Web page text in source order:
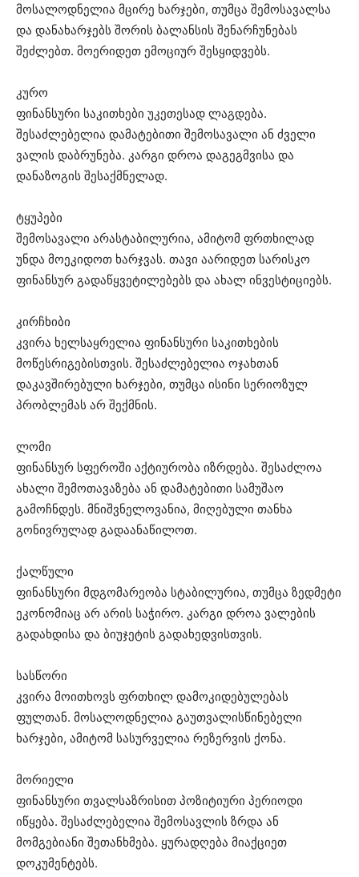
მოსალოდნელია მცირე ხარჯები, თუმცა შემოსავალსა
და დანახარჯებს შორის ბალანსის შენარჩუნებას
შეძლებთ. მოერიდეთ ემოციურ შესყიდვებს.
კურო
ფინანსური საკითხები უკეთესად ლაგდება.
შესაძლებელია დამატებითი შემოსავალი ან ძველი
ვალის დაბრუნება. კარგი დროა დაგეგმვისა და
დანაზოგის შესაქმნელად.
ტყუპები
შემოსავალი არასტაბილურია, ამიტომ ფრთხილად
უნდა მოეკიდოთ ხარჯვას. თავი აარიდეთ სარისკო
ფინანსურ გადაწყვეტილებებს და ახალ ინვესტიციებს.
კირჩხიბი
კვირა ხელსაყრელია ფინანსური საკითხების
მოწესრიგებისთვის. შესაძლებელია ოჯახთან
დაკავშირებული ხარჯები, თუმცა ისინი სერიოზულ
პრობლემას არ შექმნის.
ლომი
ფინანსურ სფეროში აქტიურობა იზრდება. შესაძლოა
ახალი შემოთავაზება ან დამატებითი სამუშაო
გამოჩნდეს. მნიშვნელოვანია, მიღებული თანხა
გონივრულად გადაანაწილოთ.
ქალწული
ფინანსური მდგომარეობა სტაბილურია, თუმცა ზედმეტი
ეკონომიაც არ არის საჭირო. კარგი დროა ვალების
გადახდისა და ბიუჯეტის გადახედვისთვის.
სასწორი
კვირა მოითხოვს ფრთხილ დამოკიდებულებას
ფულთან. მოსალოდნელია გაუთვალისწინებელი
ხარჯები, ამიტომ სასურველია რეზერვის ქონა.
მორიელი
ფინანსური თვალსაზრისით პოზიტიური პერიოდი
იწყება. შესაძლებელია შემოსავლის ზრდა ან
მომგებიანი შეთანხმება. ყურადღება მიაქციეთ
დოკუმენტებს.